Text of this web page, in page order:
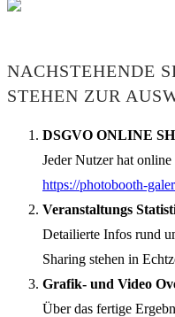
NACHSTEHENDE
STEHEN ZUR
DSGVO ONLINE
Jeder Nutzer hat
https://photobooth-
Veranstaltungs
Detailierte Infos rund
Sharing stehen in
Grafik- und Video
Über das fertige